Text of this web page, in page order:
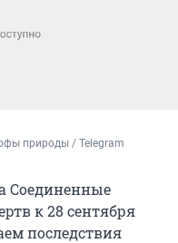
природы / Telegram
Соединенные
к 28 сентября
последствия